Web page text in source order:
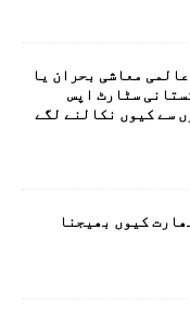
معاشی بحران یا
سٹارٹ اپس
سے کیوں نکالنے لگے
کیوں بھیجنا